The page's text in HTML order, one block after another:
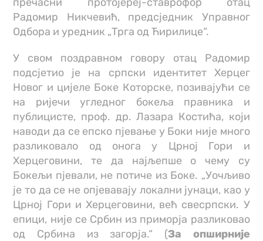
Радомир Никчевић, предсједник Управног
Одбора и уредник „Трга од Ћирилице“.
У свом поздравном говору отац Радомир
подсјетио је на српски идентитет Херцег
Новог и цијеле Боке Которске, позивајући се
на ријечи угледног бокеља правника и
публицисте, проф. др. Лазара Костића, који
наводи да се епско пјевање у Боки није много
разликовало од онога у Црној Гори и
Херцеговини, те да најљепше о чему су
Бокељи пјевали, не потиче из Боке. „Уочљиво
је то да се не опјевавају локални јунаци, као у
Црној Гори и Херцеговини, већ свесрпски. У
епици, није се Србин из приморја разликовао
од Србина из загорја.“ (За опширније